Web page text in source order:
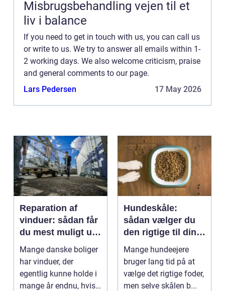
Misbrugsbehandling vejen til et
liv i balance
If you need to get in touch with us, you can call us
or write to us. We try to answer all emails within 1-
2 working days. We also welcome criticism, praise
and general comments to our page.
Lars Pedersen
17 May 2026
Reparation af
vinduer: sådan får
du mest muligt ud
af dine gamle
rammer
Mange danske boliger
har vinduer, der
egentlig kunne holde i
mange år endnu, hvis
Hundeskåle:
sådan vælger du
den rigtige til din
hund
Mange hundeejere
bruger lang tid på at
vælge det rigtige foder,
men selve skålen b...